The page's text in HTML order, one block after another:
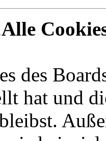
des
hat und